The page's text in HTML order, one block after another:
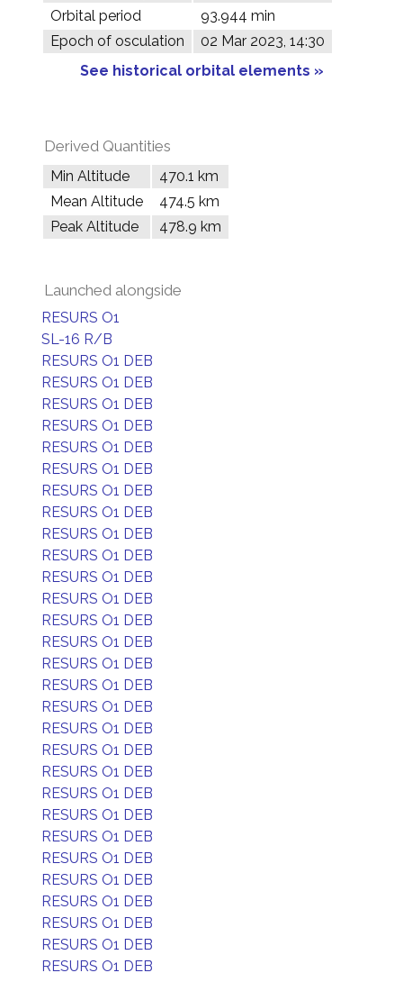
Orbital period
93.944 min
Epoch of osculation
02 Mar 2023, 14:30
See historical orbital elements »
Derived Quantities
Min Altitude
470.1 km
Mean Altitude
474.5 km
Peak Altitude
478.9 km
Launched alongside
RESURS O1
SL-16 R/B
RESURS O1 DEB
RESURS O1 DEB
RESURS O1 DEB
RESURS O1 DEB
RESURS O1 DEB
RESURS O1 DEB
RESURS O1 DEB
RESURS O1 DEB
RESURS O1 DEB
RESURS O1 DEB
RESURS O1 DEB
RESURS O1 DEB
RESURS O1 DEB
RESURS O1 DEB
RESURS O1 DEB
RESURS O1 DEB
RESURS O1 DEB
RESURS O1 DEB
RESURS O1 DEB
RESURS O1 DEB
RESURS O1 DEB
RESURS O1 DEB
RESURS O1 DEB
RESURS O1 DEB
RESURS O1 DEB
RESURS O1 DEB
RESURS O1 DEB
RESURS O1 DEB
RESURS O1 DEB